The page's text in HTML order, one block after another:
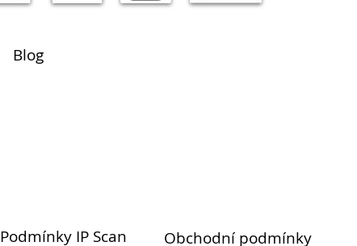
Blog
Podmínky IP Scan Obchodní podmínky